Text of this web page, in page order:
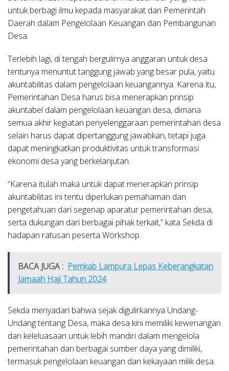
untuk berbagi ilmu kepada masyarakat dan Pemerintah
Daerah dalam Pengelolaan Keuangan dan Pembangunan
Desa.
Terlebih lagi, di tengah bergulirnya anggaran untuk desa
tentunya menuntut tanggung jawab yang besar pula, yaitu
akuntabilitas dalam pengelolaan keuangannya. Karena itu,
Pemerintahan Desa harus bisa menerapkan prinsip
akuntabel dalam pengelolaan keuangan desa, dimana
semua akhir kegiatan penyelenggaraan pemerintahan desa
selain harus dapat dipertanggung jawabkan, tetapi juga
dapat meningkatkan produktivitas untuk transformasi
ekonomi desa yang berkelanjutan.
“Karena itulah maka untuk dapat menerapkan prinsip
akuntabilitas ini tentu diperlukan pemahaman dan
pengetahuan dari segenap aparatur pemerintahan desa,
serta dukungan dari berbagai pihak terkait,” kata Sekda di
hadapan ratusan peserta Workshop.
BACA JUGA : Pemkab Lampura Lepas Keberangkatan
Jamaah Haji Tahun 2024
Sekda menyadari bahwa sejak digulirkannya Undang-
Undang tentang Desa, maka desa kini memiliki kewenangan
dan keleluasaan untuk lebih mandiri dalam mengelola
pemerintahan dan berbagai sumber daya yang dimiliki,
termasuk pengelolaan keuangan dan kekayaan milik desa.